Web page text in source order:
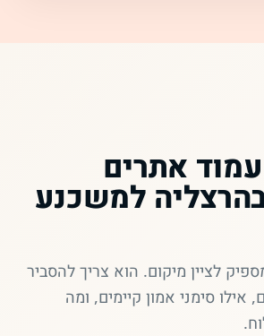
אתרים
למשכנע
לציין מיקום. הוא צריך להסביר
אילו סימני אמון קיימים, ומה